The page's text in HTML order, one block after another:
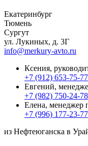
Екатеринбург
Тюмень
Сургут
ул. Лукиных, д. 3Г
info@merkury-avto.ru
Ксения,
+7 (912) 653-75-77
Евгений,
+7 (982) 750-24-78
Елена, менеджер
+7 (996) 177-23-77
из Нефтеюганска в